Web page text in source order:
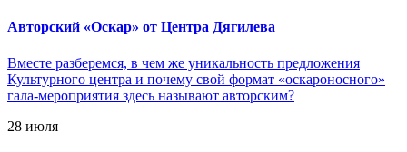
Авторский «Оскар» от Центра Дягилева
Вместе разберемся, в чем же уникальность предложения
Культурного центра и почему свой формат «оскароносного»
гала-мероприятия здесь называют авторским?
28 июля